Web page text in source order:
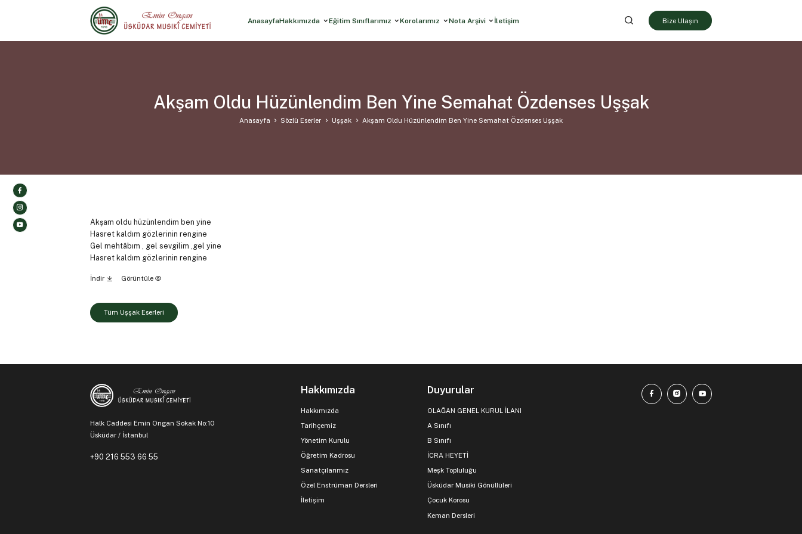
AnasayfaHakkımızda Eğitim Sınıflarımız Korolarımız Nota Arşivi İletişim Bize Ulaşın
Akşam Oldu Hüzünlendim Ben Yine Semahat Özdenses Uşşak
Anasayfa Sözlü Eserler Uşşak Akşam Oldu Hüzünlendim Ben Yine Semahat Özdenses Uşşak
Akşam oldu hüzünlendim ben yine
Hasret kaldım gözlerinin rengine
Gel mehtâbım , gel sevgilim ,gel yine
Hasret kaldım gözlerinin rengine
İndir Görüntüle
Tüm Uşşak Eserleri
Halk Caddesi Emin Ongan Sokak No:10
Üsküdar / İstanbul
+90 216 553 66 55
Hakkımızda
Hakkımızda
Tarihçemiz
Yönetim Kurulu
Öğretim Kadrosu
Sanatçılarımız
Özel Enstrüman Dersleri
İletişim
Duyurular
OLAĞAN GENEL KURUL İLANI
A Sınıfı
B Sınıfı
İCRA HEYETİ
Meşk Topluluğu
Üsküdar Musiki Gönüllüleri
Çocuk Korosu
Keman Dersleri